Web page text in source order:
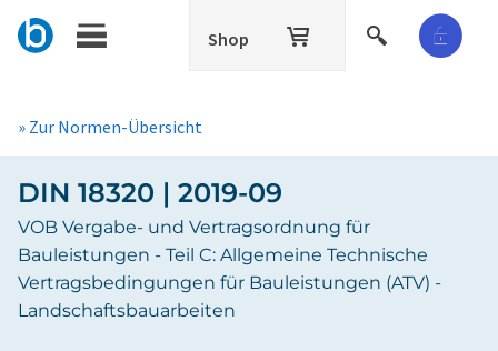
Shop
» Zur Normen-Übersicht
DIN 18320 | 2019-09
VOB Vergabe- und Vertragsordnung für
Bauleistungen - Teil C: Allgemeine Technische
Vertragsbedingungen für Bauleistungen (ATV) -
Landschaftsbauarbeiten